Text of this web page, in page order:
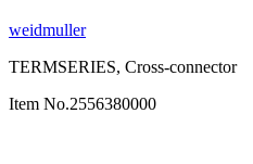
weidmuller
TERMSERIES, Cross-connector
Item No.2556380000